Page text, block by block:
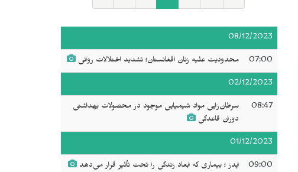
08/12/2023
07:00 محدودیت علیە زنان افغانستان؛ تشدید اختلالات روانی
02/12/2023
08:47
سرطان‌زایی مواد شیمیایی موجود در محصولات بهداشتی
دوران قاعدگی
01/12/2023
09:00 ایدز ؛ بیماری کە ابعاد زندگی را تحت تأثیر قرار می‌دهد